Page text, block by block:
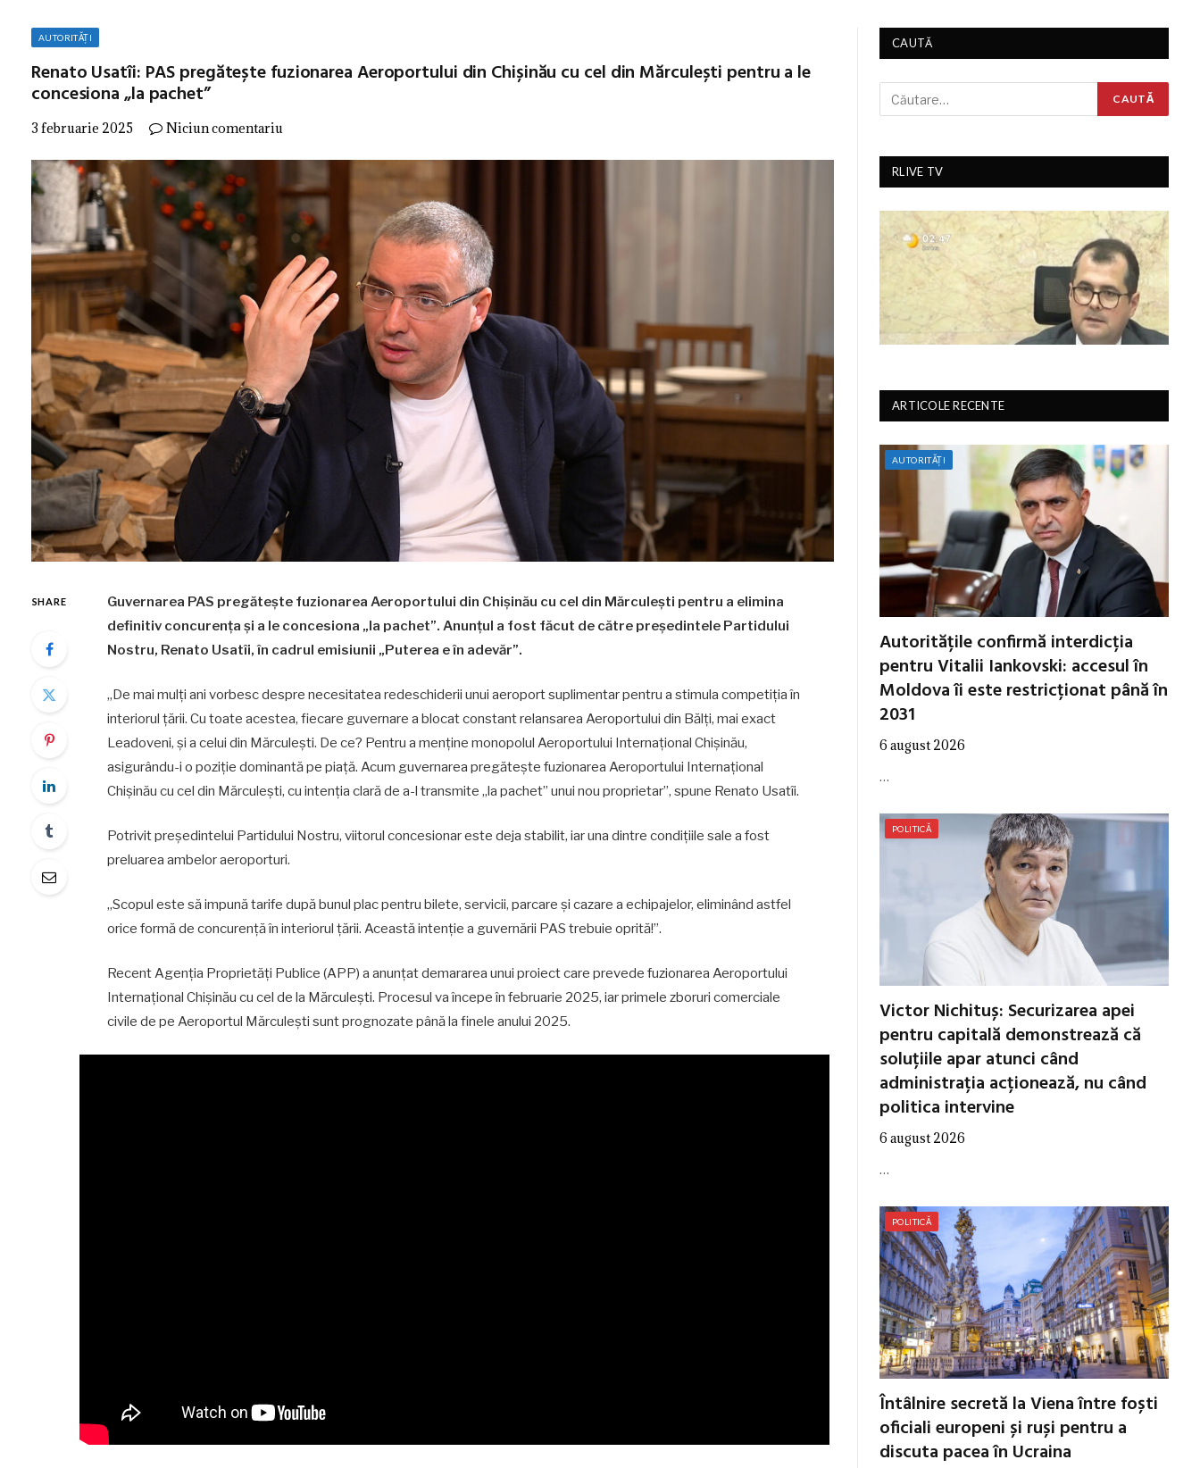
AUTORITĂȚI
Renato Usatîi: PAS pregătește fuzionarea Aeroportului din Chișinău cu cel din Mărculești pentru a le
concesiona „la pachet”
3 februarie 2025 Niciun comentariu
SHARE
Guvernarea PAS pregătește fuzionarea Aeroportului din Chișinău cu cel din Mărculești pentru a elimina
definitiv concurența și a le concesiona „la pachet”. Anunțul a fost făcut de către președintele Partidului
Nostru, Renato Usatîi, în cadrul emisiunii „Puterea e în adevăr”.
„De mai mulți ani vorbesc despre necesitatea redeschiderii unui aeroport suplimentar pentru a stimula competiția în
interiorul țării. Cu toate acestea, fiecare guvernare a blocat constant relansarea Aeroportului din Bălți, mai exact
Leadoveni, și a celui din Mărculești. De ce? Pentru a menține monopolul Aeroportului Internațional Chișinău,
asigurându-i o poziție dominantă pe piață. Acum guvernarea pregătește fuzionarea Aeroportului Internațional
Chișinău cu cel din Mărculești, cu intenția clară de a-l transmite „la pachet” unui nou proprietar”, spune Renato Usatîi.
Potrivit președintelui Partidului Nostru, viitorul concesionar este deja stabilit, iar una dintre condițiile sale a fost
preluarea ambelor aeroporturi.
„Scopul este să impună tarife după bunul plac pentru bilete, servicii, parcare și cazare a echipajelor, eliminând astfel
orice formă de concurență în interiorul țării. Această intenție a guvernării PAS trebuie oprită!”.
Recent Agenţia Proprietăţi Publice (APP) a anunțat demararea unui proiect care prevede fuzionarea Aeroportului
Internaţional Chişinău cu cel de la Mărculeşti. Procesul va începe în februarie 2025, iar primele zboruri comerciale
civile de pe Aeroportul Mărculești sunt prognozate până la finele anului 2025.
CAUTĂ
RLIVE TV
ARTICOLE RECENTE
AUTORITĂȚI
Autoritățile confirmă interdicția
pentru Vitalii Iankovski: accesul în
Moldova îi este restricționat până în
2031
6 august 2026
…
POLITICĂ
Victor Nichituș: Securizarea apei
pentru capitală demonstrează că
soluțiile apar atunci când
administrația acționează, nu când
politica intervine
6 august 2026
…
POLITICĂ
Întâlnire secretă la Viena între foști
oficiali europeni și ruși pentru a
discuta pacea în Ucraina